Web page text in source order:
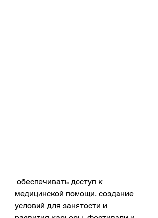
медицинской помощи, создание
условий для занятости и